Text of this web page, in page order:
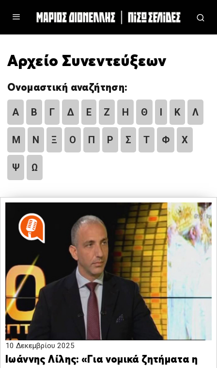
Αρχείο Συνεντεύξεων
Ονομαστική αναζήτηση:
Α Β Γ Δ Ε Ζ Η Θ Ι Κ Λ
Μ Ν Ξ Ο Π Ρ Σ Τ Φ Χ
Ψ Ω
10 Δεκεμβρίου 2025
Ιωάννης Λίλης: «Για νομικά ζητήματα η